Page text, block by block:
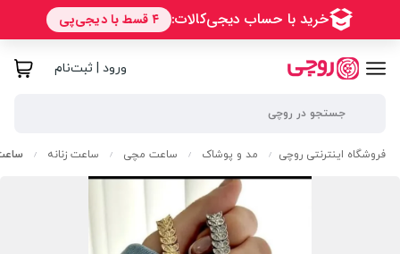
ورود | ثبت‌نام
فروشگاه اینترنتی روچی / مد و پوشاک / ساعت مچی / ساعت زنانه /